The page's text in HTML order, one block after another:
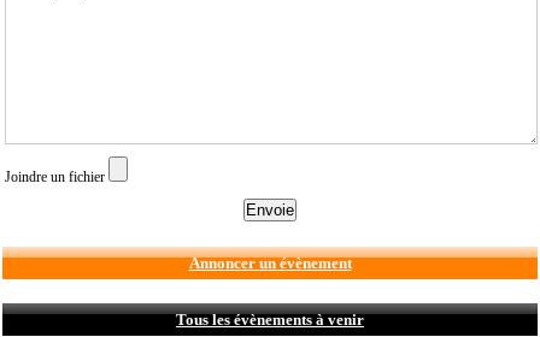
Joindre un fichier
Annoncer un évènement
Tous les évènements à venir